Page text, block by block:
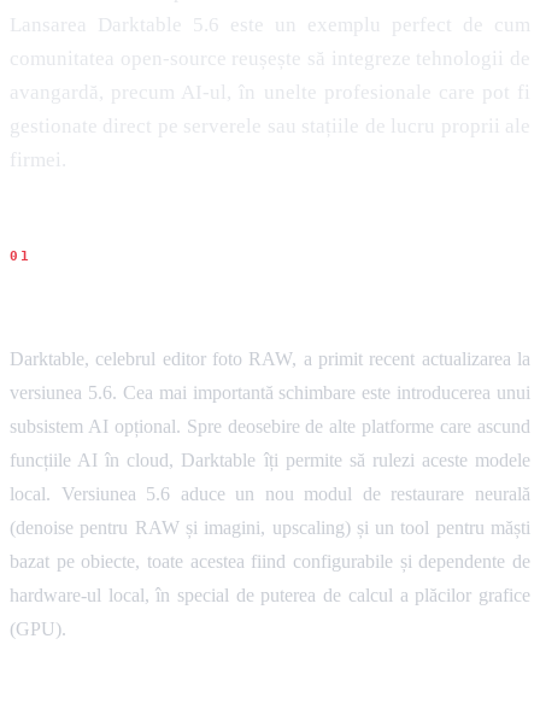
Lansarea Darktable 5.6 este un exemplu perfect de cum
comunitatea open-source reușește să integreze tehnologii de
avangardă, precum AI-ul, în unelte profesionale care pot fi
gestionate direct pe serverele sau stațiile de lucru proprii ale
firmei.
Darktable, celebrul editor foto RAW, a primit recent actualizarea la
versiunea 5.6. Cea mai importantă schimbare este introducerea unui
subsistem AI opțional. Spre deosebire de alte platforme care ascund
funcțiile AI în cloud, Darktable îți permite să rulezi aceste modele
local. Versiunea 5.6 aduce un nou modul de restaurare neurală
(denoise pentru RAW și imagini, upscaling) și un tool pentru măști
bazat pe obiecte, toate acestea fiind configurabile și dependente de
hardware-ul local, în special de puterea de calcul a plăcilor grafice
(GPU).